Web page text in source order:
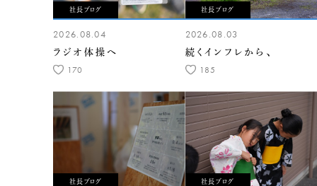
社長ブログ
2026.08.04
ラジオ体操へ
170
社長ブログ
2026.08.03
続くインフレから、
185
社長ブログ 社長ブログ